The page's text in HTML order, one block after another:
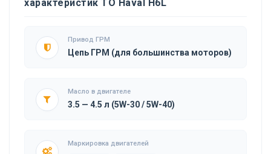
характеристик ТО Haval H6L
Привод ГРМ
Цепь ГРМ (для большинства моторов)
Масло в двигателе
3.5 — 4.5 л (5W-30 / 5W-40)
Маркировка двигателей